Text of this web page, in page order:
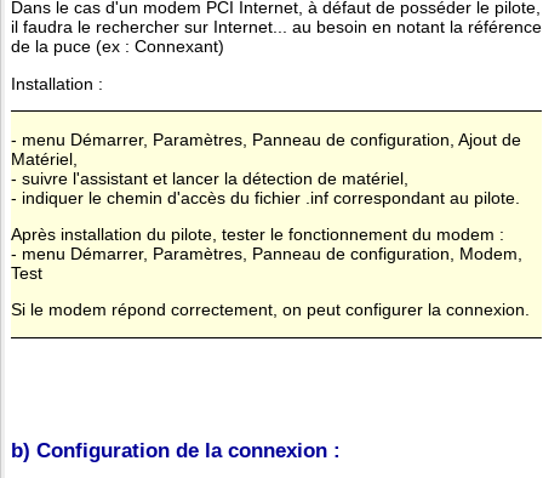
Dans le cas d'un modem PCI Internet, à défaut de posséder le pilote,
il faudra le rechercher sur Internet... au besoin en notant la référence
de la puce (ex : Connexant)
Installation :
- menu Démarrer, Paramètres, Panneau de configuration, Ajout de
Matériel,
- suivre l'assistant et lancer la détection de matériel,
- indiquer le chemin d'accès du fichier .inf correspondant au pilote.
Après installation du pilote, tester le fonctionnement du modem :
- menu Démarrer, Paramètres, Panneau de configuration, Modem,
Test
Si le modem répond correctement, on peut configurer la connexion.
b) Configuration de la connexion :